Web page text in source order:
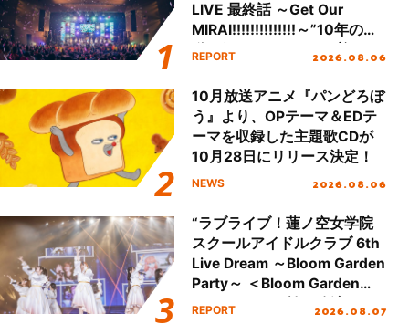
LIVE 最終話 ～Get Our
MIRAI!!!!!!!!!!!!!!～”10年の活
動を経てファイナルを迎える
REPORT 2026.08.06
10月放送アニメ『パンどろぼ
う』より、OPテーマ＆EDテ
ーマを収録した主題歌CDが
10月28日にリリース決定！
NEWS 2026.08.06
“ラブライブ！蓮ノ空女学院
スクールアイドルクラブ 6th
Live Dream ～Bloom Garden
Party～ ＜Bloom Garden
Party Stage／埼玉公演＞”
REPORT 2026.08.07